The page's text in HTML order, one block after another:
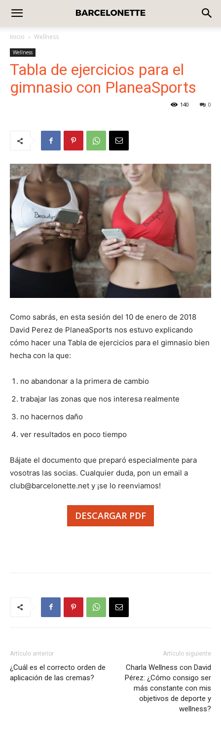
Inicio Wellness
Wellness
Tabla de ejercicios para el
gimnasio con PlaneaSports
0
140
Como sabrás, en esta sesión del 10 de enero de 2018
David Perez de PlaneaSports nos estuvo explicando
cómo hacer una Tabla de ejercicios para el gimnasio bien
hecha con la que:
no abandonar a la primera de cambio
trabajar las zonas que nos interesa realmente
no hacernos daño
ver resultados en poco tiempo
Bájate el documento que preparó especialmente para
vosotras las socias. Cualquier duda, pon un email a
club@barcelonette.net y ¡se lo reenviamos!
DESCARGAR PDF
Artículo anterior
¿Cuál es el correcto orden de
aplicación de las cremas?
Artículo siguiente
Charla Wellness con David
Pérez: ¿Cómo consigo ser
más constante con mis
objetivos de deporte y
wellness?